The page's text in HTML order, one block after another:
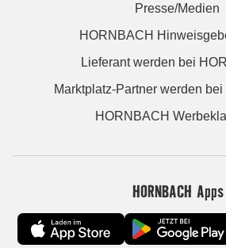
Presse/Medien
HORNBACH
Lieferant werden bei
Marktplatz-Partner werden
HORNBACH
HORNBACH Apps